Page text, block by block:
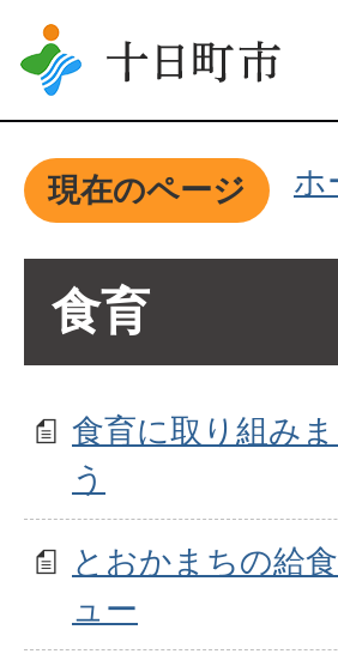
現在のページ ホ
食育
食育に取り組みま
う
とおかまちの給
ュー